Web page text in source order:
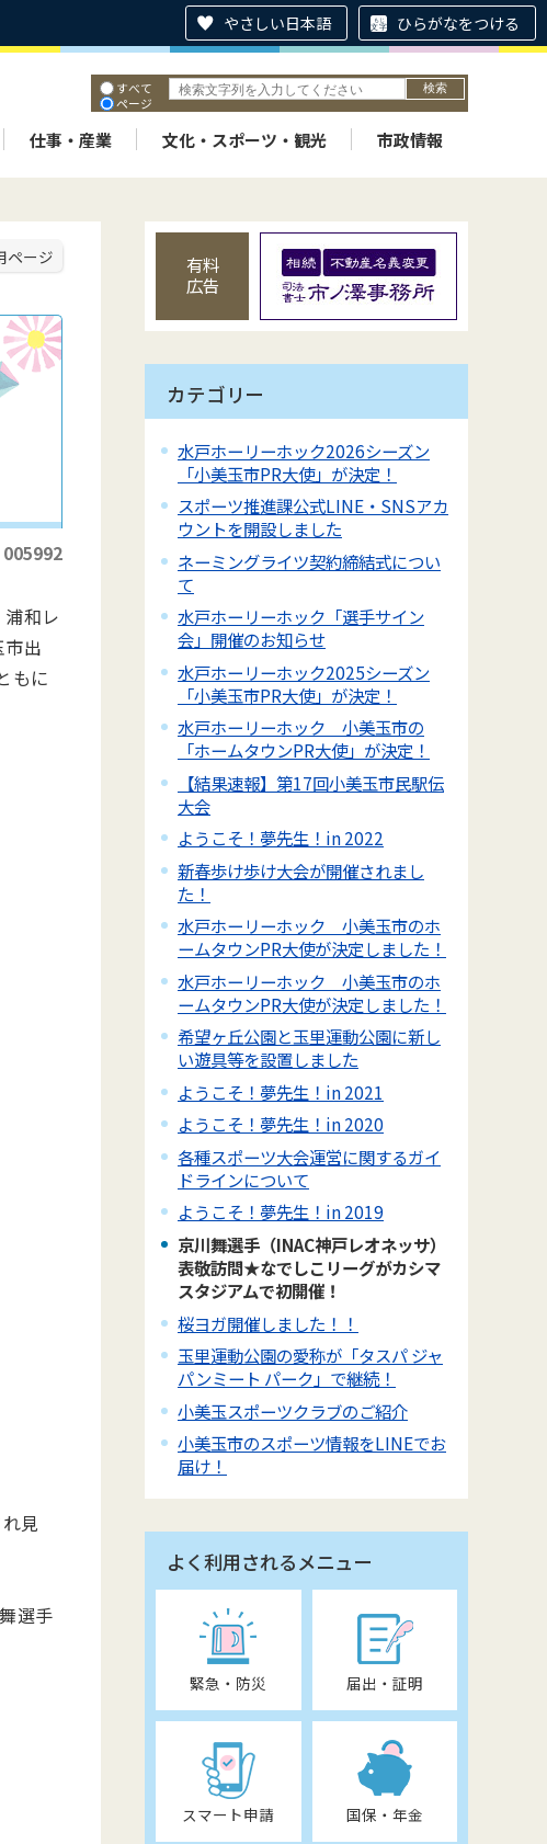
やさしい日本語 ひらがなをつける
すべて
ページ
仕事・産業 文化・スポーツ・観光 市政情報
ページ
005992
和レ
出
もに
見
選手
有料
広告
カテゴリー
水戸ホーリーホック2026シーズン
「小美玉市PR大使」が決定！
スポーツ推進課公式LINE・SNSアカ
ウントを開設しました
ネーミングライツ契約締結式につい
て
水戸ホーリーホック「選手サイン
会」開催のお知らせ
水戸ホーリーホック2025シーズン
「小美玉市PR大使」が決定！
水戸ホーリーホック 小美玉市の
「ホームタウンPR大使」が決定！
【結果速報】第17回小美玉市民駅伝
大会
ようこそ！夢先生！in 2022
新春歩け歩け大会が開催されまし
た！
水戸ホーリーホック 小美玉市のホ
ームタウンPR大使が決定しました！
水戸ホーリーホック 小美玉市のホ
ームタウンPR大使が決定しました！
希望ヶ丘公園と玉里運動公園に新し
い遊具等を設置しました
ようこそ！夢先生！in 2021
ようこそ！夢先生！in 2020
各種スポーツ大会運営に関するガイ
ドラインについて
ようこそ！夢先生！in 2019
京川舞選手（INAC神戸レオネッサ）
表敬訪問★なでしこリーグがカシマ
スタジアムで初開催！
桜ヨガ開催しました！！
玉里運動公園の愛称が「タスパ ジャ
パンミート パーク」で継続！
小美玉スポーツクラブのご紹介
小美玉市のスポーツ情報をLINEでお
届け！
よく利用されるメニュー
緊急・防災 届出・証明
スマート申請 国保・年金